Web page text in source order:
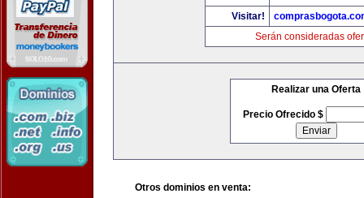
Visitar!
Serán consideradas
Realizar una Oferta
Precio Ofrecido $
Otros dominios en venta: